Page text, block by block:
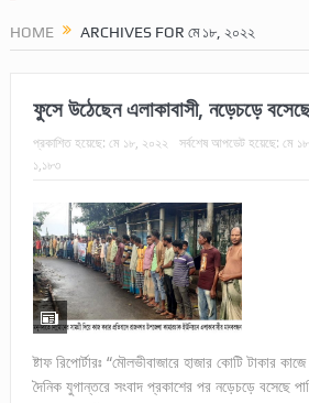
HOME ARCHIVES FOR মে ১৮, ২০২২
ফুসে উঠেছেন এলাকাবাসী, নড়েচড়ে
প্রকাশিত হয়েছে: মে ১৮, ২০২২ সর্বশেষ আপডেট হয়েছে: মে
১,১৮৩
ষ্টাফ রিপোর্টারঃ “মৌলভীবাজারে হাজার কোটি টাকার
দৈনিক যুগান্তরে সংবাদ প্রকাশের পর নড়েচড়ে বসেছে